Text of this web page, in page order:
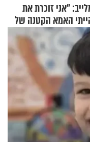
"אני זוכרת את
האמא הקטנה של